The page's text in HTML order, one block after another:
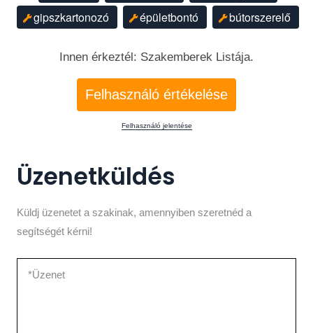
gipszkartonozó
épületbontó bútorszerelő
Innen érkeztél: Szakemberek Listája.
Felhasználó értékelése
Felhasználó jelentése
Üzenetküldés
Küldj üzenetet a szakinak, amennyiben szeretnéd a
segítségét kérni!